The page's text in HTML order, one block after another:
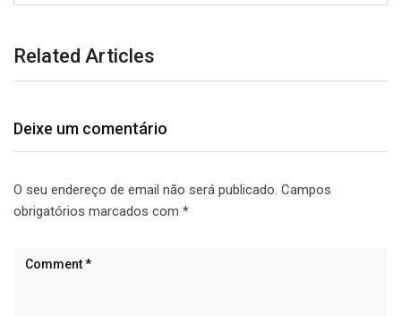
Related Articles
Deixe um comentário
O seu endereço de email não será publicado. Campos
obrigatórios marcados com *